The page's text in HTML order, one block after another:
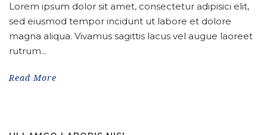
Lorem ipsum dolor sit amet, consectetur adipisici elit,
sed eiusmod tempor incidunt ut labore et dolore
magna aliqua. Vivamus sagittis lacus vel augue laoreet
rutrum...
Read More